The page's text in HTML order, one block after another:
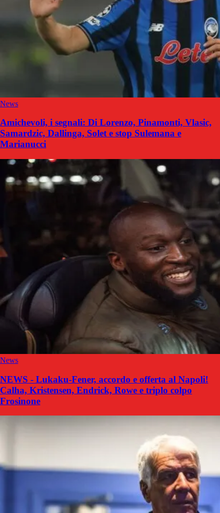
News
Amichevoli, i segnali: Di Lorenzo, Pinamonti, Vlasic,
Samardzic, Dallinga, Solet e stop Sulemana e
Marianucci
News
NEWS - Lukaku-Fener, accordo e offerta al Napoli!
Calha, Kristensen, Endrick, Rowe e triplo colpo
Frosinone